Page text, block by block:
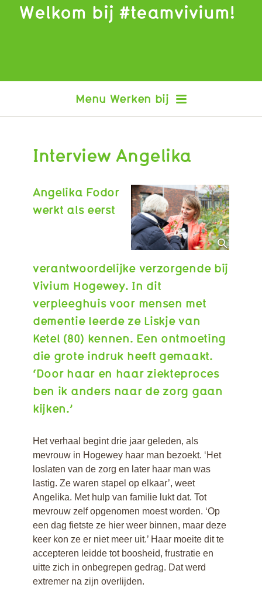
Welkom bij #teamvivium!
Werken bij
Interview Tjarda
Interview Francis
Interview Nikki
Interview Monique
Interview Maaike
Interview Wim
Interview Marjolein
Interview Jeroen
Interview Joke
Interview Monique v
Interview Irene
Interview Aisme de
Beer
Interview Afke
Mengerink
Interview Miranda R
Interview Marlo en
Miranda
Interview Leo en
Sandhya
Interview Benito
Interview Eskeline
Interview Eline en
Interview Jennifer
Interview Angelika
Angelika Fodor
werkt als eerst
verantwoordelijke verzorgende bij
Vivium Hogewey. In dit
verpleeghuis voor mensen met
dementie leerde ze Liskje van
Ketel (80) kennen. Een ontmoeting
die grote indruk heeft gemaakt.
‘Door haar en haar ziekteproces
ben ik anders naar de zorg gaan
kijken.’
Het verhaal begint drie jaar geleden, als
mevrouw in Hogewey haar man bezoekt. ‘Het
loslaten van de zorg en later haar man was
lastig. Ze waren stapel op elkaar’, weet
Angelika. Met hulp van familie lukt dat. Tot
mevrouw zelf opgenomen moest worden. ‘Op
een dag fietste ze hier weer binnen, maar deze
keer kon ze er niet meer uit.’ Haar moeite dit te
accepteren leidde tot boosheid, frustratie en
uitte zich in onbegrepen gedrag. Dat werd
extremer na zijn overlijden.